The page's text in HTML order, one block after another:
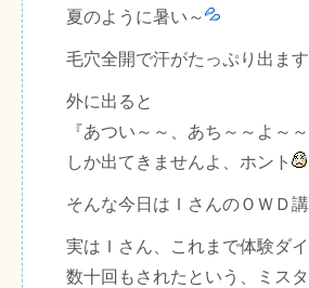
夏のように暑い～
毛穴全開で汗がたっぷり出ます
外に出ると
『あつい～～、あち～～よ～～
しか出てきませんよ、ホント
そんな今日はＩさんのＯＷＤ
実はＩさん、これまで体験ダ
数十回もされたという、ミス